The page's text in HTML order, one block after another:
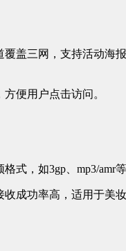
覆盖三网，支持活动海
便用户点击访问。
式，如3gp、mp3/amr等
收成功率高，适用于美